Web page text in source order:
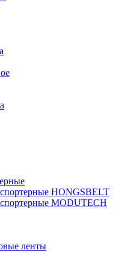
HONGSBELT
MODUTECH
ленты